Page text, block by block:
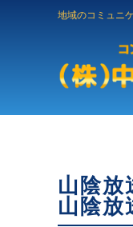
地域のコミュニ
山陰放
山陰放